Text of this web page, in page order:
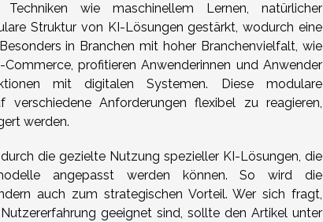
wie maschinellem Lernen, natürlicher
Struktur von KI-Lösungen gestärkt, wodurch eine
in Branchen mit hoher Branchenvielfalt, wie
profitieren Anwenderinnen und Anwender
mit digitalen Systemen. Diese modulare
verschiedene Anforderungen flexibel zu reagieren,
werden.
die gezielte Nutzung spezieller KI-Lösungen, die
angepasst werden können. So wird die
auch zum strategischen Vorteil. Wer sich fragt,
geeignet sind, sollte den Artikel unter